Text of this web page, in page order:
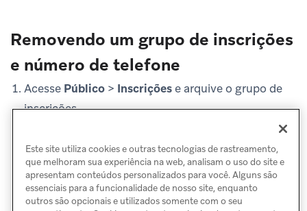
Removendo um grupo de inscrições
e número de telefone
Acesse Público > Inscriçõese arquive o grupo de
inscrições.
número de telefone.
Este site utiliza cookies e outras tecnologias de rastreamento,
que melhoram sua experiência na web, analisam o uso do site e
apresentam conteúdos personalizados para você. Alguns são
essenciais para a funcionalidade de nosso site, enquanto
outros são opcionais e utilizados somente com o seu